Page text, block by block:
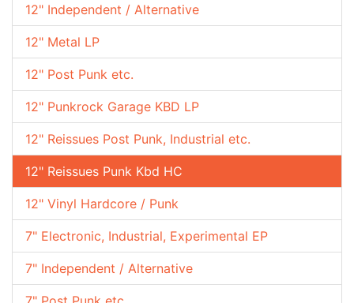
12" Independent / Alternative
12" Metal LP
12" Post Punk etc.
12" Punkrock Garage KBD LP
12" Reissues Post Punk, Industrial etc.
12" Reissues Punk Kbd HC
12" Vinyl Hardcore / Punk
7" Electronic, Industrial, Experimental EP
7" Independent / Alternative